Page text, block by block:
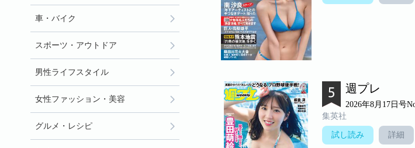
週プレ
2026年8月17日号
集英社
試し読み 詳細
車・バイク
スポーツ・アウトドア
男性ライフスタイル
女性ファッション・美容
グルメ・レシピ